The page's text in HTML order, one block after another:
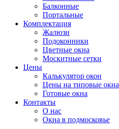
Балконные
Портальные
Комплектация
Жалюзи
Подоконники
Цветные окна
Москитные сетки
Цены
Калькулятор окон
Цены на типовые окна
Готовые окна
Контакты
О нас
Окна в подмосковье